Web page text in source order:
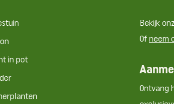
in pot
Bekijk
Of neem
Ontvang